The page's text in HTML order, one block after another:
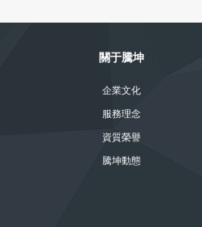
關于騰坤
企業文化
服務理念
資質榮譽
騰坤動態